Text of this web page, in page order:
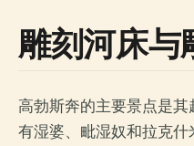
雕刻河床与
高勃斯奔的主要景点是
有湿婆、毗湿奴和拉克